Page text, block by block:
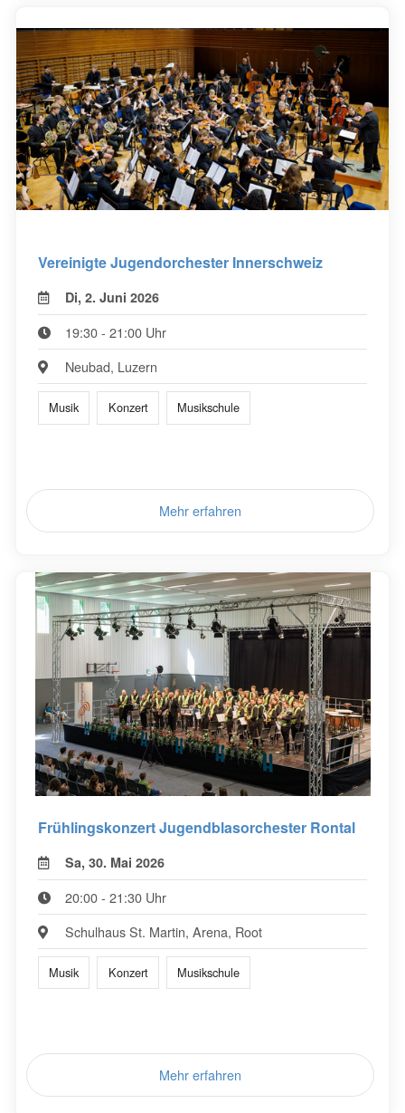
Vereinigte Jugendorchester Innerschweiz
Di, 2. Juni 2026
19:30 - 21:00 Uhr
Neubad, Luzern
Musik Konzert Musikschule
Mehr erfahren
Frühlingskonzert Jugendblasorchester Rontal
Sa, 30. Mai 2026
20:00 - 21:30 Uhr
Schulhaus St. Martin, Arena, Root
Musik Konzert Musikschule
Mehr erfahren